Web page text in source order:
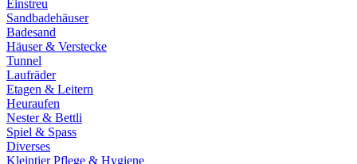
Einstreu
Sandbadehäuser
Badesand
Häuser & Verstecke
Tunnel
Laufräder
Etagen & Leitern
Heuraufen
Nester & Bettli
Spiel & Spass
Diverses
Kleintier Pflege & Hygiene